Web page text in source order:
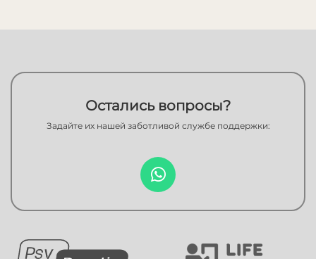
Остались вопросы?
Задайте их нашей заботливой службе поддержки: